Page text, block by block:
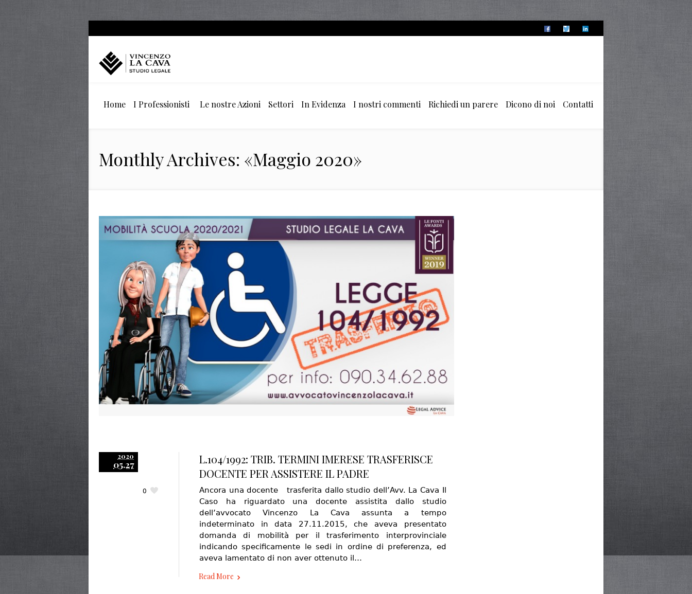
Home I Professionisti Le nostre Azioni Settori In Evidenza I nostri commenti Richiedi un parere Dicono di noi Contatti
Monthly Archives: «Maggio 2020»
2020
05.27
0
L.104/1992: TRIB. TERMINI IMERESE TRASFERISCE
DOCENTE PER ASSISTERE IL PADRE
Ancora una docente trasferita dallo studio dell’Avv. La Cava Il
Caso ha riguardato una docente assistita dallo studio
dell’avvocato Vincenzo La Cava assunta a tempo
indeterminato in data 27.11.2015, che aveva presentato
domanda di mobilità per il trasferimento interprovinciale
indicando specificamente le sedi in ordine di preferenza, ed
aveva lamentato di non aver ottenuto il…
Read More